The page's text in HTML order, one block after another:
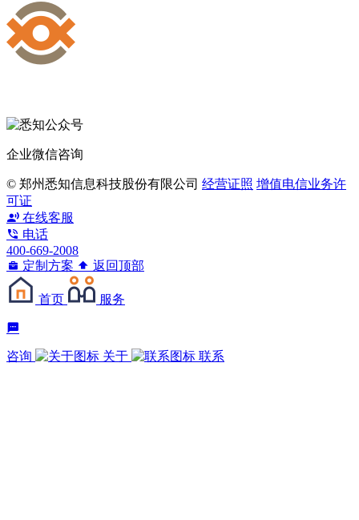
企业微信咨询
© 郑州悉知信息科技股份有限公司 经营证照 增值电信业务许
可证
在线客服
电话
400-669-2008
定制方案
返回顶部
首页 服务
咨询 关于 联系